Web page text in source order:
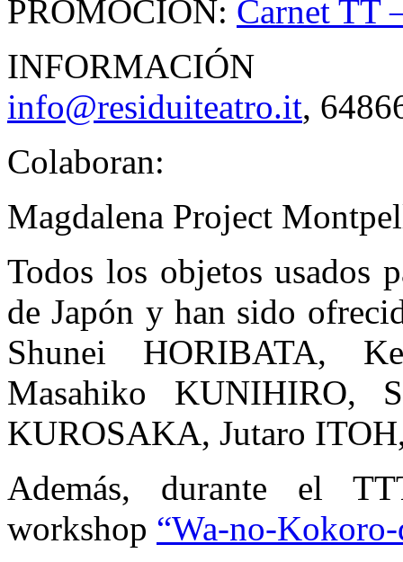
PROMOCIÓN: Carnet TT
INFORMACIÓN
info@residuiteatro.it,
Colaboran:
Magdalena Project
Todos los objetos usados
de Japón y han sido
Shunei HORIBATA,
Masahiko KUNIHIRO,
KUROSAKA, Jutaro
Además, durante el
workshop “Wa-no-